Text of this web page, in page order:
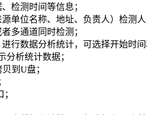
检测时间等信息；
单位名称、地址、负责人）检测
多通道同时检测；
行数据分析统计，可选择开始时
析统计数据；
到U盘；